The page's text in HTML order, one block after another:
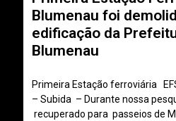
Blumenau foi
edificação da
Blumenau
Primeira Estação ferroviária
– Subida – Durante nossa
recuperado para passeios de